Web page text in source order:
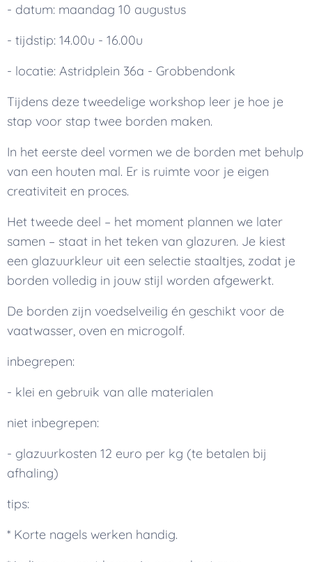
- datum: maandag 10 augustus
- tijdstip: 14.00u - 16.00u
- locatie: Astridplein 36a - Grobbendonk
Tijdens deze tweedelige workshop leer je hoe je
stap voor stap twee borden maken.
In het eerste deel vormen we de borden met behulp
van een houten mal. Er is ruimte voor je eigen
creativiteit en proces.
Het tweede deel – het moment plannen we later
samen – staat in het teken van glazuren. Je kiest
een glazuurkleur uit een selectie staaltjes, zodat je
borden volledig in jouw stijl worden afgewerkt.
De borden zijn voedselveilig én geschikt voor de
vaatwasser, oven en microgolf.
inbegrepen:
- klei en gebruik van alle materialen
niet inbegrepen:
- glazuurkosten 12 euro per kg (te betalen bij
afhaling)
tips:
* Korte nagels werken handig.